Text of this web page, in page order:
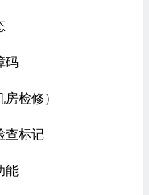
码
检修）
标记
能